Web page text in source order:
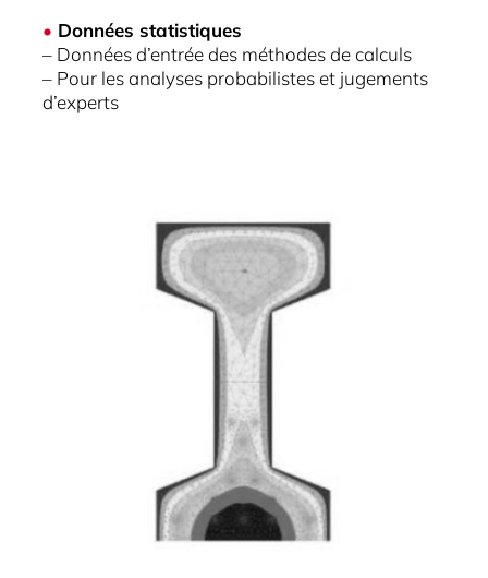
• Données statistiques
– Données d’entrée des méthodes de calculs
– Pour les analyses probabilistes et jugements
d’experts